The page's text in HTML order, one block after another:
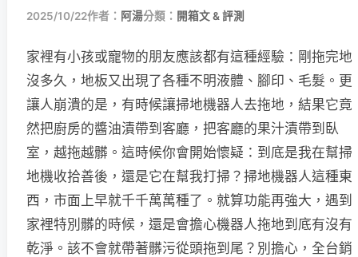
2025/10/22作者： 阿湯分類： 開箱文 & 評測
家裡有小孩或寵物的朋友應該都有這種經驗：剛拖完地
沒多久，地板又出現了各種不明液體、腳印、毛髮。更
讓人崩潰的是，有時候讓掃地機器人去拖地，結果它竟
然把廚房的醬油漬帶到客廳，把客廳的果汁漬帶到臥
室，越拖越髒。這時候你會開始懷疑：到底是我在幫掃
地機收拾善後，還是它在幫我打掃？掃地機器人這種東
西，市面上早就千千萬萬種了。就算功能再強大，遇到
家裡特別髒的時候，還是會擔心機器人拖地到底有沒有
乾淨。該不會就帶著髒污從頭拖到尾？別擔心，全台銷